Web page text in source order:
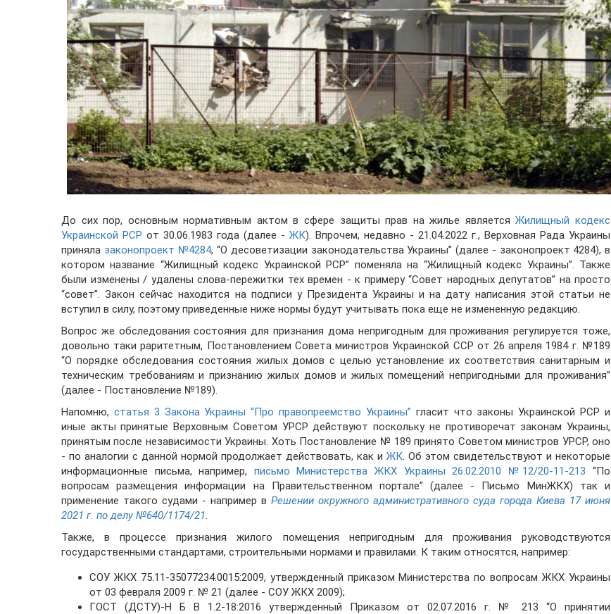
До сих пор, основным нормативным актом в сфере защиты прав на жилье являетсяЖилищный кодекс
Украинской РСР от 30.06.1983 года (далее - ЖК). Впрочем, недавно - 21.04.2022 г., Верховная Рада Украины
приняла законопроект №4284, “О десоветизации законодательства Украины” (далее - законопроект 4284), в
котором название “Жилищный кодекс Украинской РСР” поменяла на “Жилищный кодекс Украины”. Также
были изменены / удалены слова-пережитки тех времен - к примеру “Совет народных депутатов” на просто
“совет”. Закон сейчас находится на подписи у Президента Украины и на дату написания этой статьи не
вступил в силу, поэтому приведенные ниже нормы будут учитывать пока еще не измененную редакцию.
Вопрос же обследования состояния для признания дома непригодным для проживания регулируется тоже,
довольно таки раритетным, Постановлением Совета министров Украинской ССР от 26 апреля 1984 г. №189
“О порядке обследования состояния жилых домов с целью установление их соответствия санитарным и
техническим требованиям и признанию жилых домов и жилых помещений непригодными для проживания”
(далее - Постановление №189).
Напомню, статья 3 Закона Украины “Про правопреемство Украины” гласит что законы Украинской РСР и
иные акты принятые Верховным Советом УРСР действуют поскольку не противоречат законам Украины,
принятым после независимости Украины. Хоть Постановление № 189 принято Советом министров УРСР, оно
- по аналогии с данной нормой продолжает действовать, как и ЖК. Об этом свидетельствуют и некоторые
информационные письма, например, письмо Министерства ЖКХ Украины 26.02.2010 №12/20-11-213 “По
вопросам размещения информации на Правительственном портале” (далее - Письмо МинЖКХ) так и
применение такого судами - например в Решении окружного административного суда города Киева 17 июня
2021 г. по делу №640/1174/21.
Также, в процессе признания жилого помещения непригодным для проживания руководствуются
государственными стандартами, строительными нормами и правилами. К таким относятся, например:
СОУ ЖКХ 75.11-35077234.0015:2009, утвержденный приказом Министерства по вопросам ЖКХ Украины
от 03 февраля 2009 г. № 21 (далее - СОУ ЖКХ 2009);
ГОСТ (ДСТУ)-Н Б В 1.2-18:2016 утвержденный Приказом от 02.07.2016 г. № 213 “О принятии